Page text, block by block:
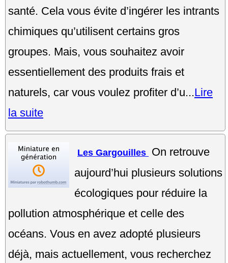
santé. Cela vous évite d’ingérer les intrants
chimiques qu’utilisent certains gros
groupes. Mais, vous souhaitez avoir
essentiellement des produits frais et
naturels, car vous voulez profiter d’u...Lire
la suite
Les Gargouilles On retrouve
aujourd’hui plusieurs solutions
écologiques pour réduire la
pollution atmosphérique et celle des
océans. Vous en avez adopté plusieurs
déjà, mais actuellement, vous recherchez